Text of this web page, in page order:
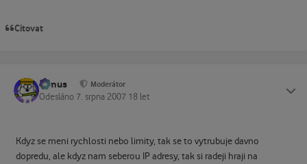
Citovat
tomus Moderátor
Odesláno 7. srpna 2007 18 let
Kdyz se meni rychlosti nebo limity, tak se to vytrubuje davno
dopredu, ale kdyz nam seberou IP adresy, tak si radeji hraji na